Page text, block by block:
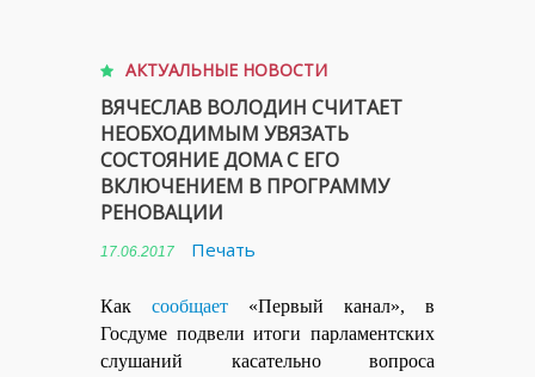
АКТУАЛЬНЫЕ НОВОСТИ
ВЯЧЕСЛАВ ВОЛОДИН СЧИТАЕТ
НЕОБХОДИМЫМ УВЯЗАТЬ
СОСТОЯНИЕ ДОМА С ЕГО
ВКЛЮЧЕНИЕМ В ПРОГРАММУ
РЕНОВАЦИИ
17.06.2017 Печать
Как сообщает «Первый канал», в
Госдуме подвели итоги парламентских
слушаний касательно вопроса